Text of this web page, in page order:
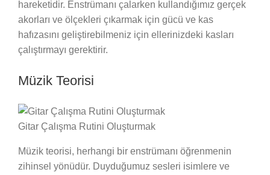
hareketidir. Enstrümanı çalarken kullandığımız gerçek
akorları ve ölçekleri çıkarmak için gücü ve kas
hafızasını geliştirebilmeniz için ellerinizdeki kasları
çalıştırmayı gerektirir.
Müzik Teorisi
Gitar Çalışma Rutini Oluşturmak
Müzik teorisi, herhangi bir enstrümanı öğrenmenin
zihinsel yönüdür. Duyduğumuz sesleri isimlere ve